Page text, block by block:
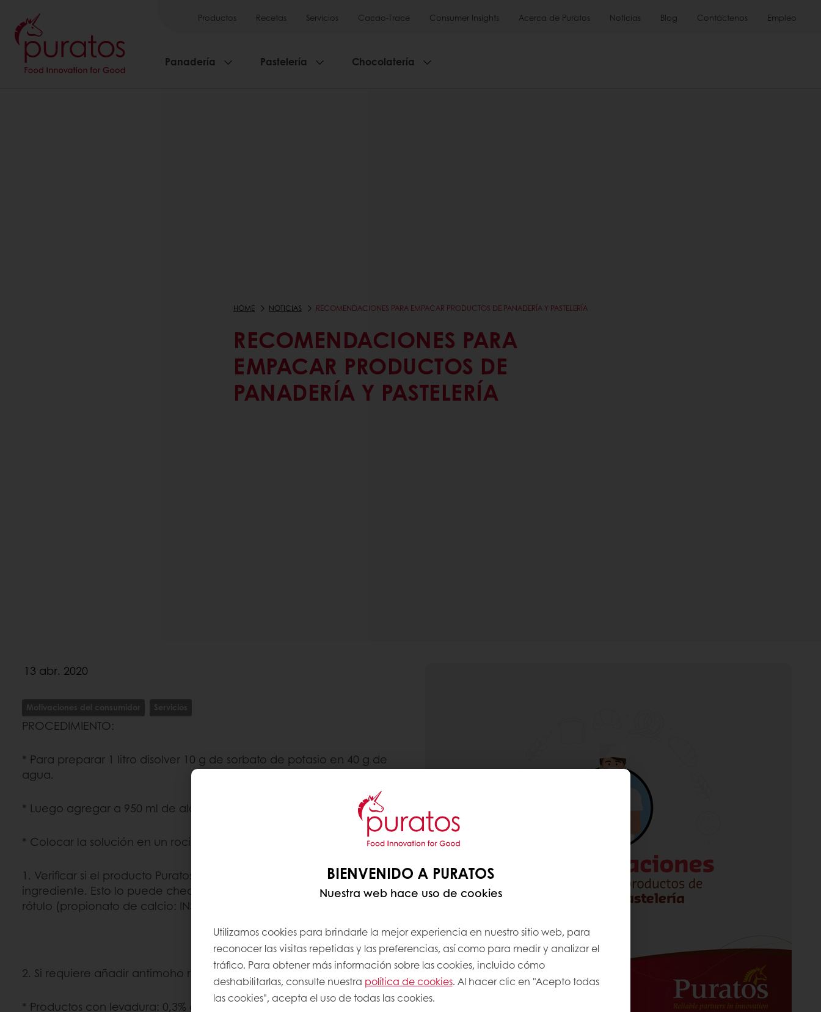
Productos Recetas Servicios Cacao-Trace Consumer Insights Acerca de Puratos Noticias Blog Contáctenos Empleo
Panadería Pastelería Chocolatería
HOME NOTICIAS RECOMENDACIONES PARA EMPACAR PRODUCTOS DE PANADERÍA Y PASTELERÍA
RECOMENDACIONES PARA
EMPACAR PRODUCTOS DE
PANADERÍA Y PASTELERÍA
13 abr. 2020
Motivaciones del consumidor Servicios
PROCEDIMIENTO:
* Para preparar 1 litro disolver 10 g de sorbato de potasio en 40 g de
agua.
* Luego agregar a 950 ml de alcohol y mezclar.
* Colocar la solución en un rociador.
1. Verificar si el producto Puratos trae incluido antimoho como
ingrediente. Esto lo puede chequear leyendo los ingredientes del
rótulo (propionato de calcio: INS 282 o sorbato de potasio INS 202).
2. Si requiere añadir antimoho recomendamos lo siguiente:
* Productos con levadura: 0,3% de propionato de calcio sobre el total
BIENVENIDO A PURATOS
Nuestra web hace uso de cookies
Utilizamos cookies para brindarle la mejor experiencia en nuestro sitio web, para
reconocer las visitas repetidas y las preferencias, así como para medir y analizar el
tráfico. Para obtener más información sobre las cookies, incluido cómo
deshabilitarlas, consulte nuestra política de cookies. Al hacer clic en "Acepto todas
las cookies", acepta el uso de todas las cookies.